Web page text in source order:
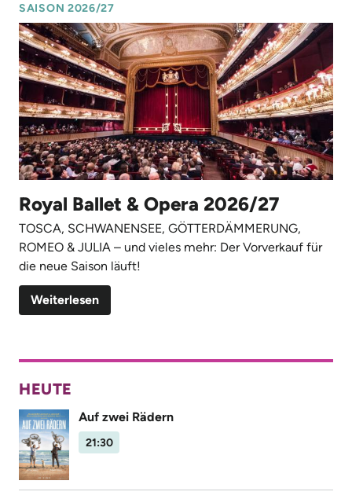
SAISON 2026/27
Royal Ballet & Opera 2026/27
TOSCA, SCHWANENSEE, GÖTTERDÄMMERUNG,
ROMEO & JULIA – und vieles mehr: Der Vorverkauf für
die neue Saison läuft!
Weiterlesen
HEUTE
Auf zwei Rädern
21:30